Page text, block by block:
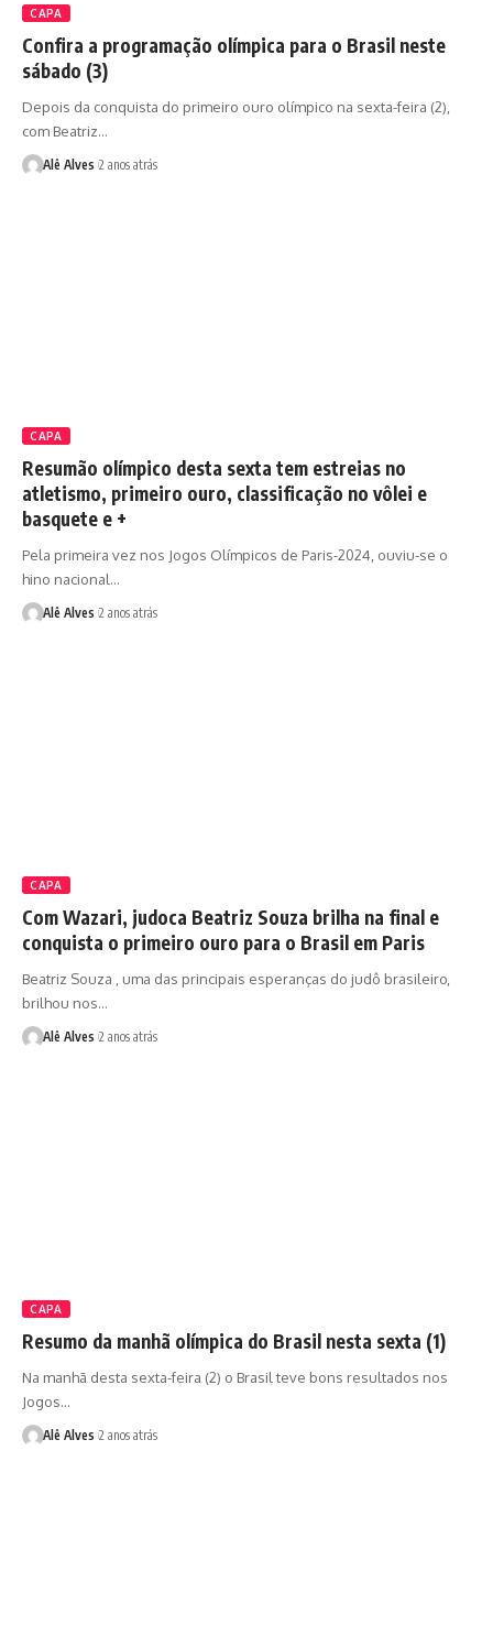
CAPA
Confira a programação olímpica para o Brasil neste
sábado (3)
Depois da conquista do primeiro ouro olímpico na sexta-feira (2),
com Beatriz…
Alê Alves 2 anos atrás
CAPA
Resumão olímpico desta sexta tem estreias no
atletismo, primeiro ouro, classificação no vôlei e
basquete e +
Pela primeira vez nos Jogos Olímpicos de Paris-2024, ouviu-se o
hino nacional…
Alê Alves 2 anos atrás
CAPA
Com Wazari, judoca Beatriz Souza brilha na final e
conquista o primeiro ouro para o Brasil em Paris
Beatriz Souza , uma das principais esperanças do judô brasileiro,
brilhou nos…
Alê Alves 2 anos atrás
CAPA
Resumo da manhã olímpica do Brasil nesta sexta (1)
Na manhã desta sexta-feira (2) o Brasil teve bons resultados nos
Jogos…
Alê Alves 2 anos atrás